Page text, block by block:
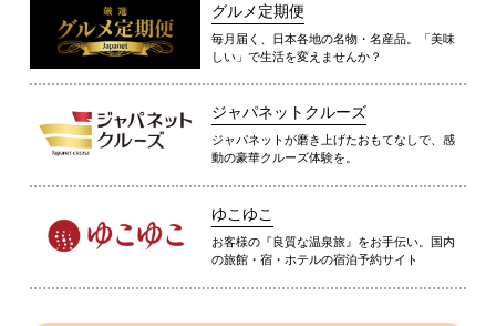
グルメ定期便
毎月届く、日本各地の名物・名産品。「美味
しい」で生活を変えませんか？
ジャパネットクルーズ
ジャパネットが磨き上げたおもてなしで、感
動の豪華クルーズ体験を。
ゆこゆこ
お客様の『良質な温泉旅』をお手伝い。国内
の旅館・宿・ホテルの宿泊予約サイト